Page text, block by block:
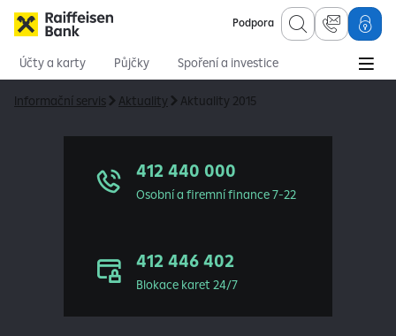
Podpora
Účty a karty Půjčky
Spoření a investice
Informační servis
Aktuality Aktuality 2015
412 440 000
Osobní a firemní finance 7-22
412 446 402
Blokace karet 24/7